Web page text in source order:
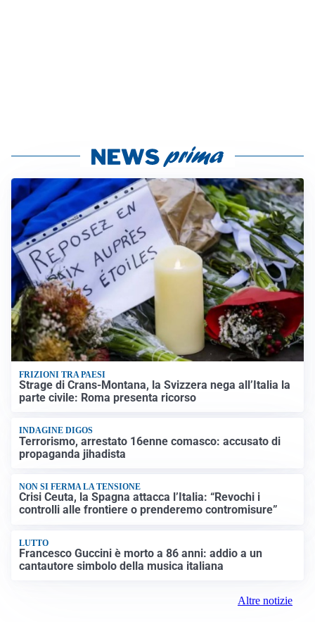
FRIZIONI TRA PAESI
Strage di Crans-Montana, la Svizzera nega all’Italia la
parte civile: Roma presenta ricorso
INDAGINE DIGOS
Terrorismo, arrestato 16enne comasco: accusato di
propaganda jihadista
NON SI FERMA LA TENSIONE
Crisi Ceuta, la Spagna attacca l’Italia: “Revochi i
controlli alle frontiere o prenderemo contromisure”
LUTTO
Francesco Guccini è morto a 86 anni: addio a un
cantautore simbolo della musica italiana
Altre notizie